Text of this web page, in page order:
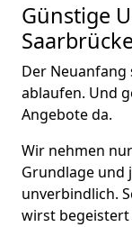
Günstige
Der
ablaufen. Und
Angebote da.
Wir nehmen
Grundlage und
unverbindlich.
wirst begeistert